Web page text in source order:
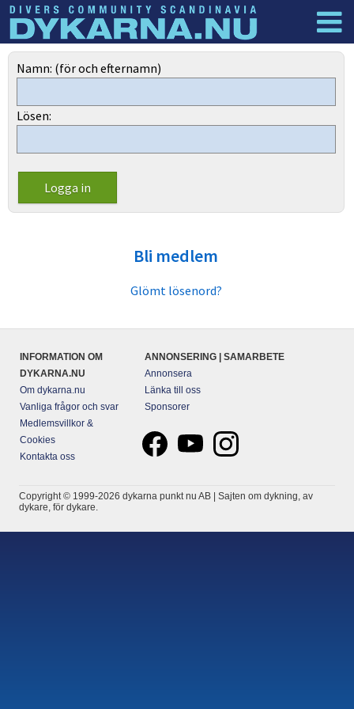
Dyknyheter
Namn: (för och efternamn)
Lösen:
Bli medlem
Glömt lösenord?
INFORMATION OM
DYKARNA.NU
Om dykarna.nu
Vanliga frågor och svar
Medlemsvillkor &
Cookies
Kontakta oss
ANNONSERING | SAMARBETE
Annonsera
Länka till oss
Sponsorer
Copyright © 1999-2026 dykarna punkt nu AB | Sajten om dykning, av
dykare, för dykare.